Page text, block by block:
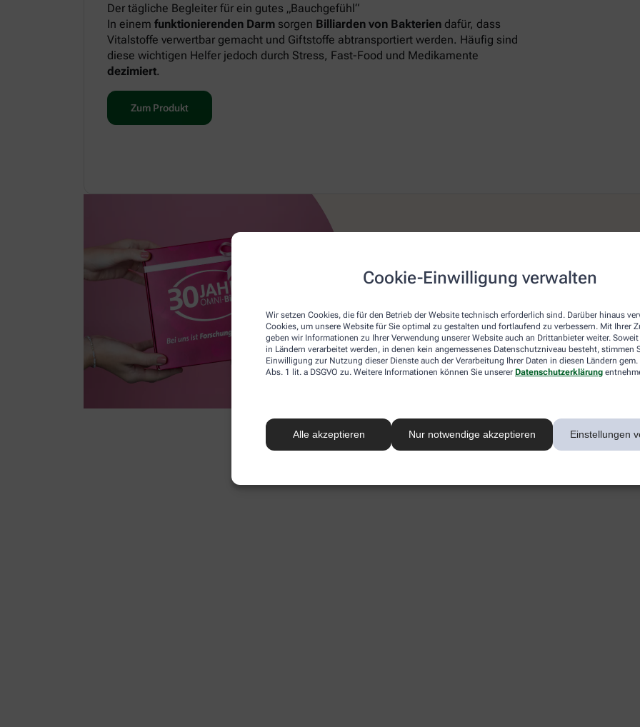
Cookie-Einwilligung verwalten
Wir setzen Cookies, die für den Betrieb der Website technisch erforderlich sind. Darüber hinaus
Cookies, um unsere Website für Sie optimal zu gestalten und fortlaufend zu verbessern. Mit Ihrer
geben wir Informationen zu Ihrer Verwendung unserer Website auch an Drittanbieter weiter.
in Ländern verarbeitet werden, in denen kein angemessenes Datenschutzniveau besteht, stimmen
Einwilligung zur Nutzung dieser Dienste auch der Verarbeitung Ihrer Daten in diesen Ländern
Abs. 1 lit. a DSGVO zu. Weitere Informationen können Sie unserer Datenschutzerklärung
Alle akzeptieren Nur notwendige akzeptieren Einstellungen
Der tägliche Begleiter für ein gutes „Bauchgefühl“
In einem funktionierenden Darm sorgen Billiarden von Bakterien dafür, dass
Vitalstoffe verwertbar gemacht und Giftstoffe abtransportiert werden. Häufig sind
diese wichtigen Helfer jedoch durch Stress, Fast-Food und Medikamente
dezimiert.
Zum Produkt